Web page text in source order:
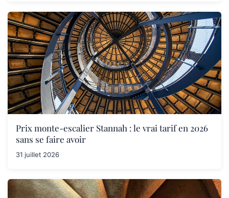
Prix monte-escalier Stannah : le vrai tarif en 2026
sans se faire avoir
31 juillet 2026